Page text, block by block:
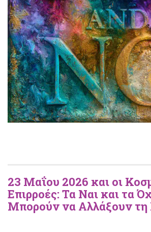
23 Μαΐου 2026 και οι
Επιρροές: Τα Ναι και τα
Μπορούν να Αλλάξουν